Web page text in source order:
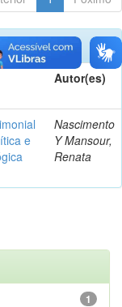
Autor(es)
e
Nascimento
Y Mansour,
Renata
1